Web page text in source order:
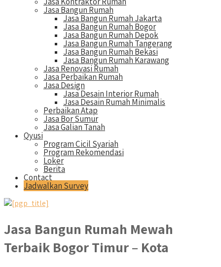
Jasa Bangun Rumah
Jasa Bangun Rumah Jakarta
Jasa Bangun Rumah Bogor
Jasa Bangun Rumah Depok
Jasa Bangun Rumah Tangerang
Jasa Bangun Rumah Bekasi
Jasa Bangun Rumah Karawang
Jasa Renovasi Rumah
Jasa Perbaikan Rumah
Jasa Design
Jasa Desain Interior Rumah
Jasa Desain Rumah Minimalis
Perbaikan Atap
Jasa Bor Sumur
Jasa Galian Tanah
Qyusi
Program Cicil Syariah
Program Rekomendasi
Loker
Berita
Contact
Jadwalkan Survey
Jasa Bangun Rumah Mewah
Terbaik Bogor Timur – Kota